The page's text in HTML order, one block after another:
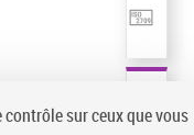
sur ceux que vous